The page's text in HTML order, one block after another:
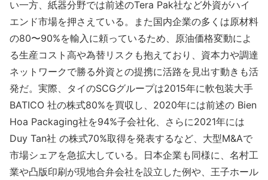
い一方、紙器分野では前述のTera Pak社など外資がハイ
エンド市場を押さえている。また国内企業の多くは原材料
の80〜90%を輸入に頼っているため、原油価格変動によ
る生産コスト高や為替リスクも抱えており、資本力や調達
ネットワークで勝る外資との提携に活路を見出す動きも活
発だ。実際、タイのSCGグループは2015年に軟包装大手
BATICO 社の株式80%を買収し、2020年には前述の Bien
Hoa Packaging社を94%子会社化、さらに2021年には
Duy Tan社 の株式70%取得を発表するなど、大型M&Aで
市場シェアを急拡大している。日本企業も同様に、名村工
業や凸版印刷が現地合弁会社を設立した例や、王子ホール